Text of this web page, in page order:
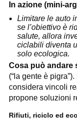
In azione (mini-
Limitare le auto
se l’obiettivo è
salute, allora
ciclabili diventa
solo ecologica.
Cosa può andare
(“la gente è
considera vincoli
propone soluzioni
Rifiuti, riciclo ed